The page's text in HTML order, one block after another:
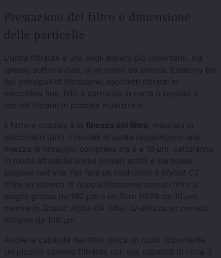
Prestazioni del filtro e dimensione
delle particelle
L'unità filtrante è uno degli aspetti più importanti, ma
spesso sottovalutati, di un robot da piscina. Esistono tre
tipi principali di filtrazione: sacchetti filtranti in
microfibra fine, filtri a cartuccia in carta o tessuto e
cestelli filtranti in plastica multistrato.
Il fattore cruciale è la finezza del filtro, misurata in
micrometri (μm). I modelli di punta raggiungono una
finezza di filtraggio compresa tra 5 e 10 μm, catturando
in modo affidabile anche polveri sottili e particelle
sospese nell'aria. Per fare un confronto: il Wybot C2
offre un sistema di doppia filtrazione con un filtro a
maglia grossa da 180 μm e un filtro HEPA da 10 μm,
mentre lo Zodiac Alpha OA 6400 iQ utilizza un cestello
filtrante da 100 μm.
Anche la capacità del filtro gioca un ruolo importante.
Un piccolo cestello filtrante con una capacità di circa 3